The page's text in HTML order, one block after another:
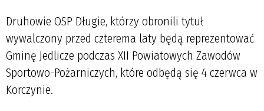
Druhowie OSP Długie, którzy obronili tytuł
wywalczony przed czterema laty będą reprezentować
Gminę Jedlicze podczas XII Powiatowych Zawodów
Sportowo-Pożarniczych, które odbędą się 4 czerwca w
Korczynie.